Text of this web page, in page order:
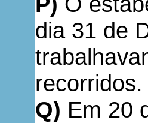
dia 31 de
recorridos.
Q) Em 20